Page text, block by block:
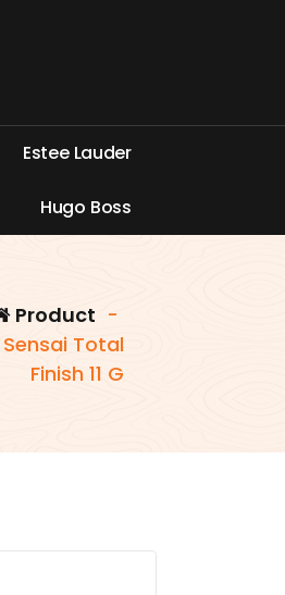
Estee Lauder
Hugo Boss
Product -
Sensai Total
Finish 11 G